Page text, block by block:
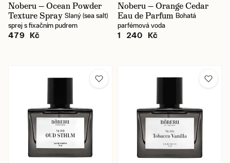
Noberu — Ocean Powder
Texture Spray Slaný (sea salt)
sprej s fixačním pudrem
479 Kč
Noberu — Orange Cedar
Eau de Parfum Bohatá
parfémová voda
1 240 Kč